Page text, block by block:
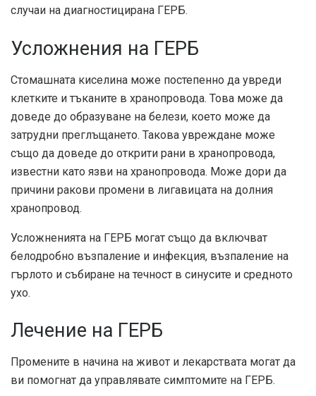
случаи на диагностицирана ГЕРБ.
Усложнения на ГЕРБ
Стомашната киселина може постепенно да увреди
клетките и тъканите в хранопровода. Това може да
доведе до образуване на белези, което може да
затрудни преглъщането. Такова увреждане може
също да доведе до открити рани в хранопровода,
известни като язви на хранопровода. Може дори да
причини ракови промени в лигавицата на долния
хранопровод.
Усложненията на ГЕРБ могат също да включват
белодробно възпаление и инфекция, възпаление на
гърлото и събиране на течност в синусите и средното
ухо.
Лечение на ГЕРБ
Промените в начина на живот и лекарствата могат да
ви помогнат да управлявате симптомите на ГЕРБ.